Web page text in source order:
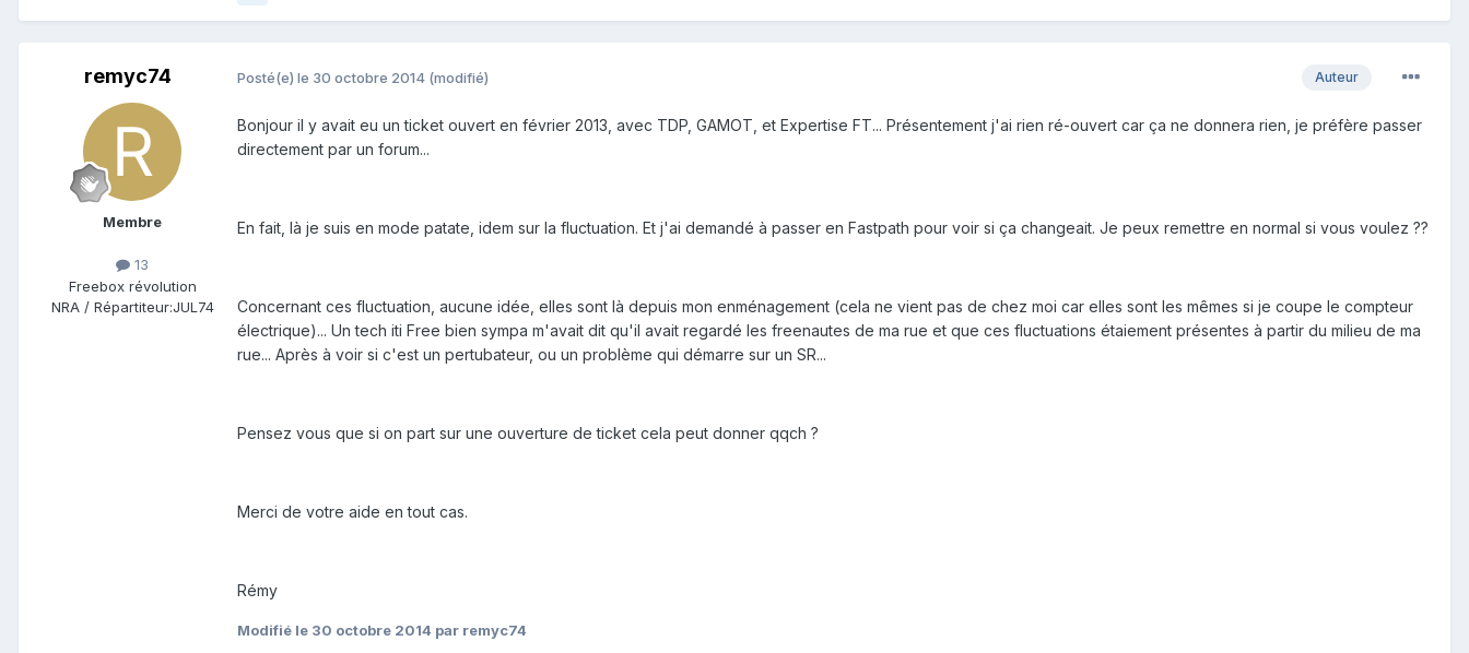
remyc74
Membre
13
Freebox révolution
NRA / Répartiteur:JUL74
Auteur
Posté(e) le 30 octobre 2014 (modifié)
Bonjour il y avait eu un ticket ouvert en février 2013, avec TDP, GAMOT, et Expertise FT... Présentement j'ai rien ré-ouvert car ça ne donnera rien, je préfère passer
directement par un forum...
En fait, là je suis en mode patate, idem sur la fluctuation. Et j'ai demandé à passer en Fastpath pour voir si ça changeait. Je peux remettre en normal si vous voulez ??
Concernant ces fluctuation, aucune idée, elles sont là depuis mon enménagement (cela ne vient pas de chez moi car elles sont les mêmes si je coupe le compteur
électrique)... Un tech iti Free bien sympa m'avait dit qu'il avait regardé les freenautes de ma rue et que ces fluctuations étaiement présentes à partir du milieu de ma
rue... Après à voir si c'est un pertubateur, ou un problème qui démarre sur un SR...
Pensez vous que si on part sur une ouverture de ticket cela peut donner qqch ?
Merci de votre aide en tout cas.
Rémy
Modifié le 30 octobre 2014 par remyc74